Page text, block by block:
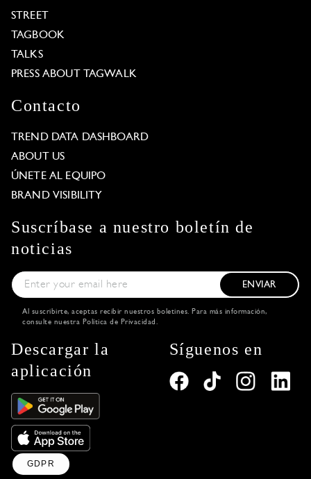
STREET
TAGBOOK
TALKS
PRESS ABOUT TAGWALK
Contacto
TREND DATA DASHBOARD
ABOUT US
ÚNETE AL EQUIPO
BRAND VISIBILITY
Suscríbase a nuestro boletín de
noticias
ENVIAR
Al suscribirte, aceptas recibir nuestros boletines. Para más información,
consulte nuestra Política de Privacidad .
Descargar la
aplicación
Síguenos en
GDPR